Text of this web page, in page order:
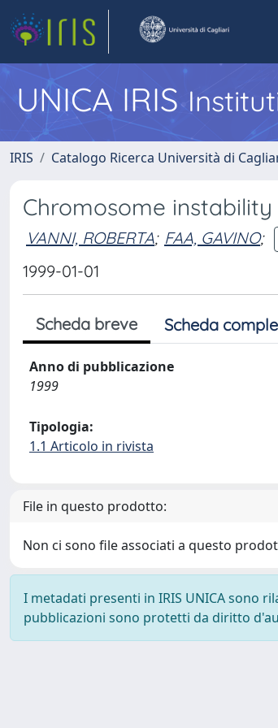
UNICA IRIS
IRIS Catalogo Ricerca Università di
Chromosome
VANNI, ROBERTA; FAA, GAVINO;
1999-01-01
Scheda breve Scheda
Anno di pubblicazione
1999
Tipologia:
1.1 Articolo in rivista
File in questo prodotto:
Non ci sono file associati a questo
I metadati presenti in IRIS UNICA sono
pubblicazioni sono protetti da diritto